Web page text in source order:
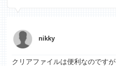
nikky
クリアファイルは便利なのです